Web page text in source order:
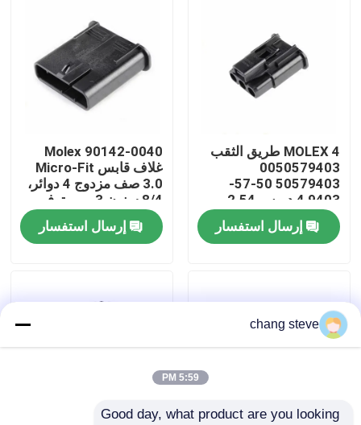
حول بنا
ضبط الجودة
اتصل بنا
تسخير الأسلاك
كابلات LVDS
MOLEX 4 طريق الثقب
0050579403
50579403 50-57-
9403 4 دبوس 2.54
أجهزة توصيل السيارة
إرسال استفسار
Molex 90142-0040
غلاف قابس Micro-Fit
3.0 صف مزدوج 4 دوائر،
8/4 سنون 3 مم متوفر
في المخزون 90142-
0040 إرسال استفسار
chang steve
5:59 PM
Good day, what product are you looking